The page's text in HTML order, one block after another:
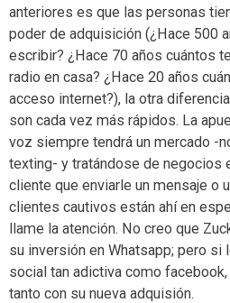
anteriores es que las personas
poder de adquisición (¿Hace 500
escribir? ¿Hace 70 años cuántos
radio en casa? ¿Hace 20 años
acceso internet?), la otra
son cada vez más rápidos. La
voz siempre tendrá un mercado -
texting- y tratándose de negocios
cliente que enviarle un mensaje o
clientes cautivos están ahí en
llame la atención. No creo que
su inversión en Whatsapp; pero si
social tan adictiva como
tanto con su nueva adquisión.